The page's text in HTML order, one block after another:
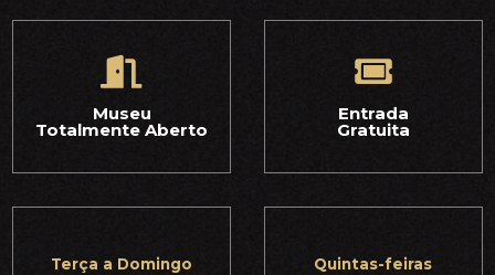
Museu
Totalmente Aberto
Entrada
Gratuita
Terça a Domingo Quintas-feiras